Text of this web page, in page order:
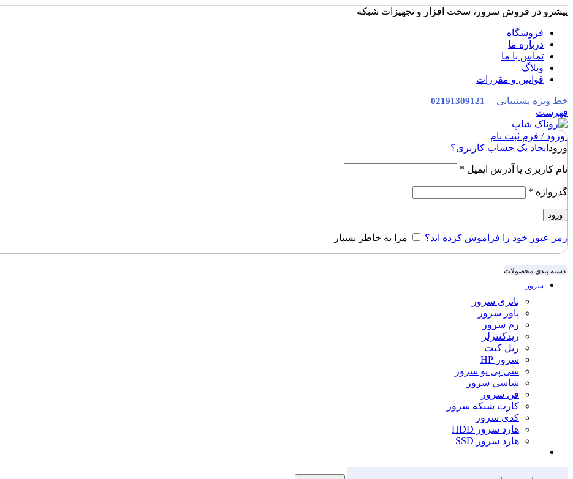
پیشرو در فروش سرور، سخت افزار و تجهیزات شبکه
فروشگاه
درباره ما
تماس با ما
وبلاگ
قوانین و مقررات
خط ویژه پشتیبانی 02191309121
فهرست
ورود / فرم ثبت نام
ورود ایجاد یک حساب کاربری؟
نام کاربری یا آدرس ایمیل *
گذرواژه *
ورود
رمز عبور خود را فراموش کرده اید؟ مرا به خاطر بسپار
دسته بندی محصولات
سرور
باتری سرور
پاور سرور
رم سرور
ریدکنترلر
ریل کیت
سرور HP
سی پی یو سرور
شاسی سرور
فن سرور
کارت شبکه سرور
کدی سرور
هارد سرور HDD
هارد سرور SSD